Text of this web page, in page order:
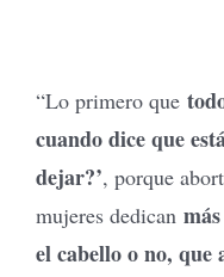
“Lo primero que
cuando dice que
dejar?’, porque
mujeres dedican
el cabello o no,